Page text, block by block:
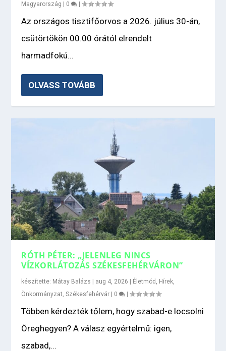
Magyarország
0 |
Az országos tisztifőorvos a 2026. július 30-án,
csütörtökön 00.00 órától elrendelt
harmadfokú...
OLVASS TOVÁBB
RÓTH PÉTER: „JELENLEG NINCS
VÍZKORLÁTOZÁS SZÉKESFEHÉRVÁRON”
készítette: Mátay Balázs aug 4, 2026 Életmód , Hírek,
Önkormányzat,Székesfehérvár 0 |
Többen kérdezték tőlem, hogy szabad-e locsolni
Öreghegyen? A válasz egyértelmű: igen,
szabad,...